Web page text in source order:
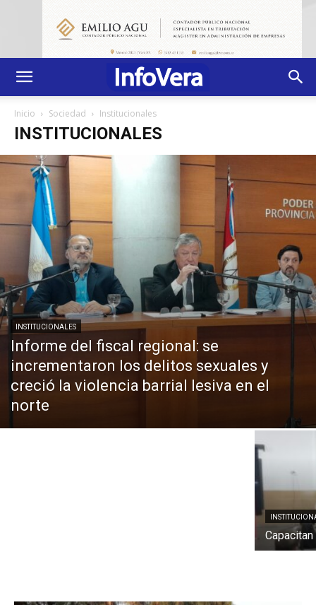
Inicio Sociedad Institucionales
INSTITUCIONALES
INSTITUCIONALES
Informe del fiscal regional: se
incrementaron los delitos sexuales y
creció la violencia barrial lesiva en el
norte
INSTITUCIONALES
Cambios en comisarías y destacamentos de